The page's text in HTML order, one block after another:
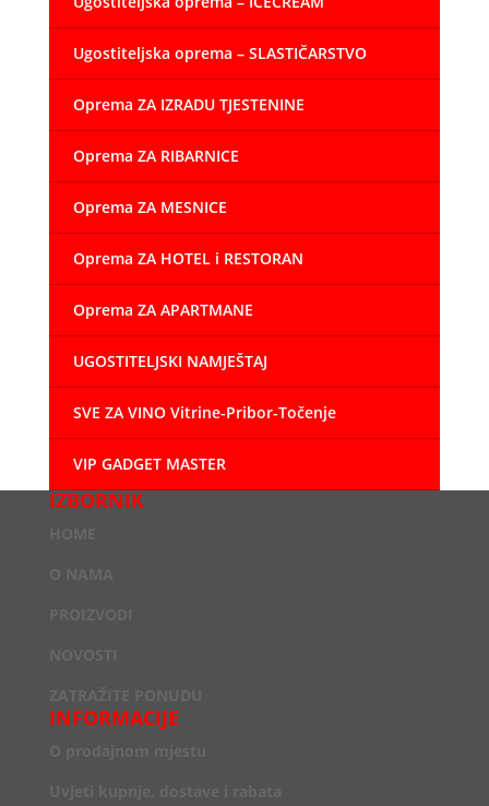
Ugostiteljska oprema – SLASTIČARSTVO
Oprema ZA IZRADU TJESTENINE
Oprema ZA RIBARNICE
Oprema ZA MESNICE
Oprema ZA HOTEL i RESTORAN
Oprema ZA APARTMANE
UGOSTITELJSKI NAMJEŠTAJ
SVE ZA VINO Vitrine-Pribor-Točenje
VIP GADGET MASTER
IZBORNIK
INFORMACIJE